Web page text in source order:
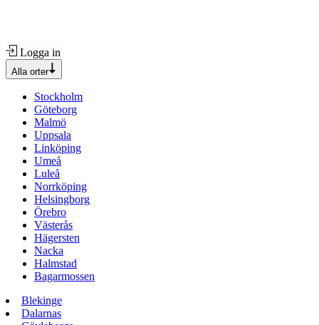
Logga in
Alla orter
Stockholm
Göteborg
Malmö
Uppsala
Linköping
Umeå
Luleå
Norrköping
Helsingborg
Örebro
Västerås
Hägersten
Nacka
Halmstad
Bagarmossen
Blekinge
Dalarnas